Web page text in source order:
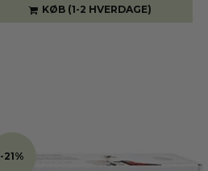
KØB (1-2 HVERDAGE)
-21%